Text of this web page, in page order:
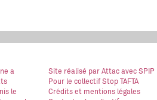
a
le
Site réalisé par Attac avec SPIP
Pour le collectif Stop TAFTA
Crédits et mentions légales